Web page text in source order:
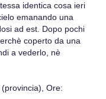
identica cosa ieri
emanando una
ad est. Dopo pochi
coperto da una
a vederlo, nè
Ore: